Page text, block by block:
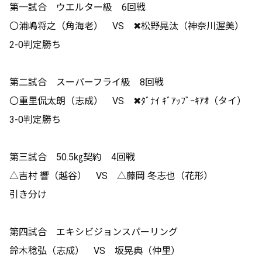
第一試合 ウエルター級 6回戦
〇浦嶋将之（角海老） VS ✖松野晃汰（神奈川渥美）
2-0判定勝ち
第二試合 スーパーフライ級 8回戦
〇重里侃太朗（志成） VS ✖ﾀﾞﾅｲ ｷﾞｱｯﾌﾞｰｷｱｵ（タイ）
3-0判定勝ち
第三試合 50.5㎏契約 4回戦
△吉村 響（越谷） VS △藤岡 冬志也（花形）
引き分け
第四試合 エキシビジョンスパーリング
鈴木稔弘（志成） VS 坂晃典（仲里）